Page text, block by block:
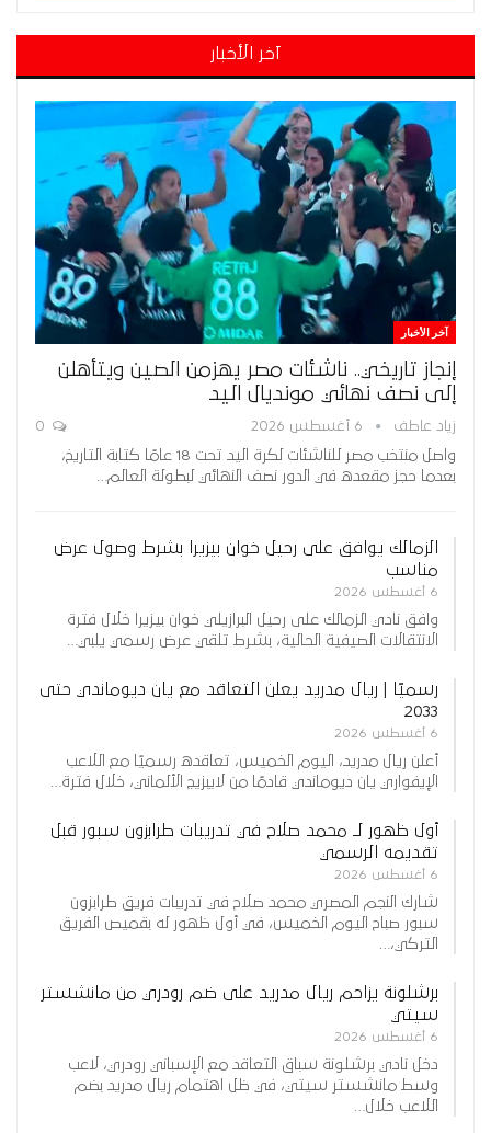
آخر الأخبار
آخر الأخبار
إنجاز تاريخي.. ناشئات مصر يهزمن الصين ويتأهلن
إلى نصف نهائي مونديال اليد
زياد عاطف 6 أغسطس 2026
واصل منتخب مصر للناشئات لكرة اليد تحت 18 عامًا كتابة التاريخ،
بعدما حجز مقعده في الدور نصف النهائي لبطولة العالم…
الزمالك يوافق على رحيل خوان بيزيرا بشرط وصول عرض
مناسب
6 أغسطس 2026
وافق نادي الزمالك على رحيل البرازيلي خوان بيزيرا خلال فترة
الانتقالات الصيفية الحالية، بشرط تلقي عرض رسمي يلبي…
رسميًا | ريال مدريد يعلن التعاقد مع يان ديوماندي حتى
2033
6 أغسطس 2026
أعلن ريال مدريد، اليوم الخميس، تعاقده رسميًا مع اللاعب
الإيفواري يان ديوماندي قادمًا من لايبزيج الألماني، خلال فترة…
أول ظهور لـ محمد صلاح في تدريبات طرابزون سبور قبل
تقديمه الرسمي
6 أغسطس 2026
شارك النجم المصري محمد صلاح في تدريبات فريق طرابزون
سبور صباح اليوم الخميس، في أول ظهور له بقميص الفريق
التركي،…
برشلونة يزاحم ريال مدريد على ضم رودري من مانشستر
سيتي
6 أغسطس 2026
دخل نادي برشلونة سباق التعاقد مع الإسباني رودري، لاعب
وسط مانشستر سيتي، في ظل اهتمام ريال مدريد بضم
اللاعب خلال…